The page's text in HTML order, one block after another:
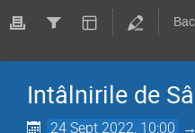
Intâlnirile de
24 Sept 2022, 10:00 →